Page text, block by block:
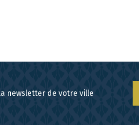
newsletter de votre ville